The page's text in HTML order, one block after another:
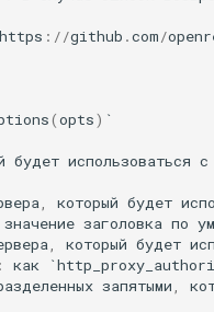
https : //github .com/
(opts) `
будет использоваться с
который будет
значение заголовка по
который будет
: как `
запятыми